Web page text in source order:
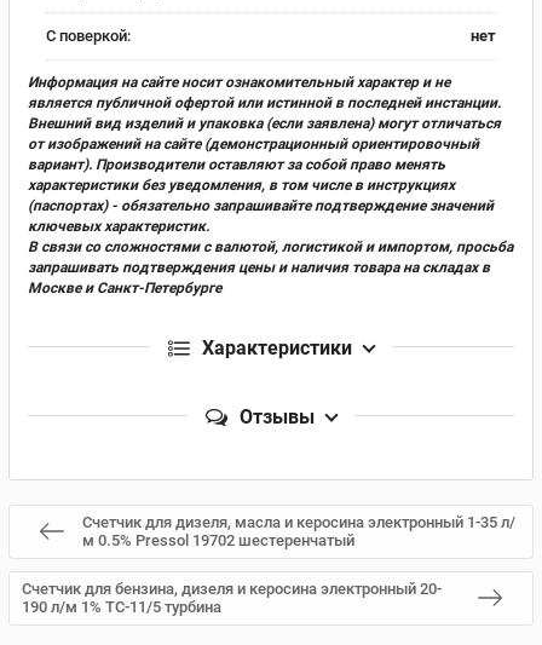
С поверкой: нет
Информация на сайте носит ознакомительный характер и не
является публичной офертой или истинной в последней инстанции.
Внешний вид изделий и упаковка (если заявлена) могут отличаться
от изображений на сайте (демонстрационный ориентировочный
вариант). Производители оставляют за собой право менять
характеристики без уведомления, в том числе в инструкциях
(паспортах) - обязательно запрашивайте подтверждение значений
ключевых характеристик.
В связи со сложностями с валютой, логистикой и импортом, просьба
запрашивать подтверждения цены и наличия товара на складах в
Москве и Санкт-Петербурге
Характеристики
Отзывы
Счетчик для дизеля, масла и керосина электронный 1-35 л/
м 0.5% Pressol 19702 шестеренчатый
Счетчик для бензина, дизеля и керосина электронный 20-
190 л/м 1% ТС-11/5 турбина